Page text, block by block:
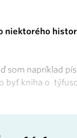
niektorého
som napríklad
byť kniha o